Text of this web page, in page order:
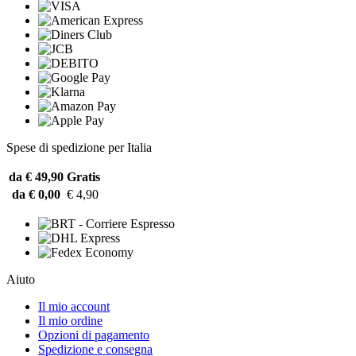
Spese di spedizione per Italia
da € 49,90 Gratis
da € 0,00 € 4,90
Aiuto
Il mio account
Il mio ordine
Opzioni di pagamento
Spedizione e consegna